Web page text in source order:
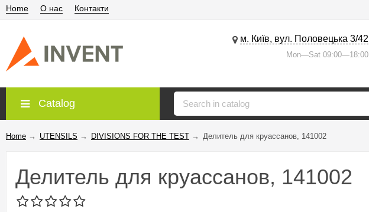
Home О нас Контакти
м. Київ, вул. Половецька 3/42
Mon—Sat 09:00—18:00
Catalog
Home → UTENSILS → DIVISIONS FOR THE TEST → Делитель для круассанов, 141002
Делитель для круассанов, 141002